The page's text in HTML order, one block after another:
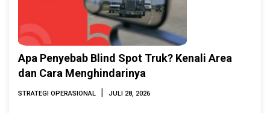
Apa Penyebab Blind Spot Truk? Kenali Area
dan Cara Menghindarinya
STRATEGI OPERASIONAL | JULI 28, 2026